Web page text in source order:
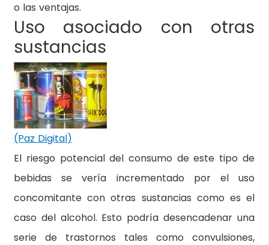
o las ventajas.
Uso asociado con otras
sustancias
(Paz Digital)
El riesgo potencial del consumo de este tipo de
bebidas se vería incrementado por el uso
concomitante con otras sustancias como es el
caso del alcohol. Esto podría desencadenar una
serie de trastornos tales como convulsiones,